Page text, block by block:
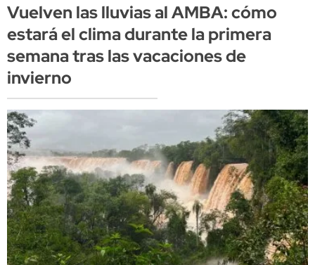
Vuelven las lluvias al AMBA: cómo
estará el clima durante la primera
semana tras las vacaciones de
invierno